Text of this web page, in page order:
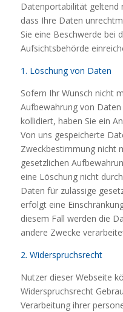
Datenportabilität geltend
dass Ihre Daten
Sie eine Beschwerde bei
Aufsichtsbehörde
1. Löschung von Daten
Sofern Ihr Wunsch nicht
Aufbewahrung von
kollidiert, haben Sie ein
Von uns gespeicherte
Zweckbestimmung nicht
gesetzlichen
eine Löschung nicht
Daten für zulässige
erfolgt eine
diesem Fall werden die
andere Zwecke
2. Widerspruchsrecht
Nutzer dieser Webseite
Widerspruchsrecht
Verarbeitung ihrer